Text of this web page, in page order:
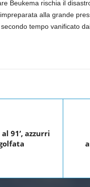
Beukema rischia il
alla grande
tempo vanificato
91’, azzurri